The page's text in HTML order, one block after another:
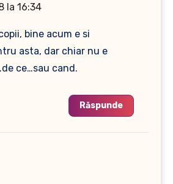
la 16:34
bine acum e si
asta, dar chiar nu e
ce…sau cand.
Răspunde